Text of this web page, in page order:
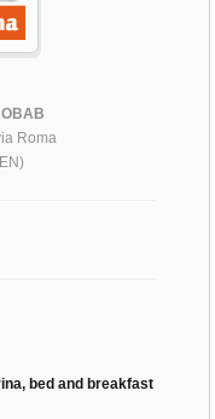
Roma
bed and breakfast